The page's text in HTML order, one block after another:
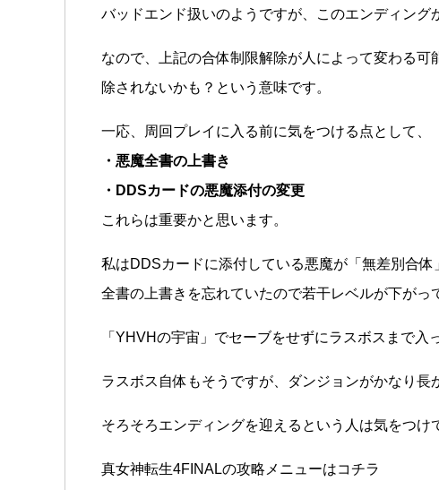
バッドエンド扱いのようですが、このエンディング
なので、上記の合体制限解除が人によって変わる
除されないかも？という意味です。
一応、周回プレイに入る前に気をつける点として、
・悪魔全書の上書き
・DDSカードの悪魔添付の変更
これらは重要かと思います。
私はDDSカードに添付している悪魔が「無差別合
全書の上書きを忘れていたので若干レベルが下がっ
「YHVHの宇宙」でセーブをせずにラスボスまで入
ラスボス自体もそうですが、ダンジョンがかなり長
そろそろエンディングを迎えるという人は気をつけ
真女神転生4FINALの攻略メニューはコチラ